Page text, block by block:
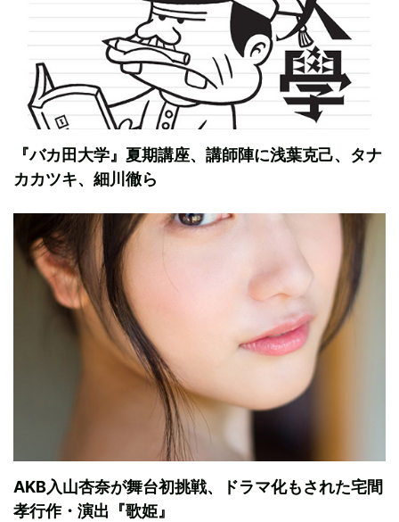
『バカ田大学』夏期講座、講師陣に浅葉克己、タナ
カカツキ、細川徹ら
AKB入山杏奈が舞台初挑戦、ドラマ化もされた宅間
孝行作・演出『歌姫』